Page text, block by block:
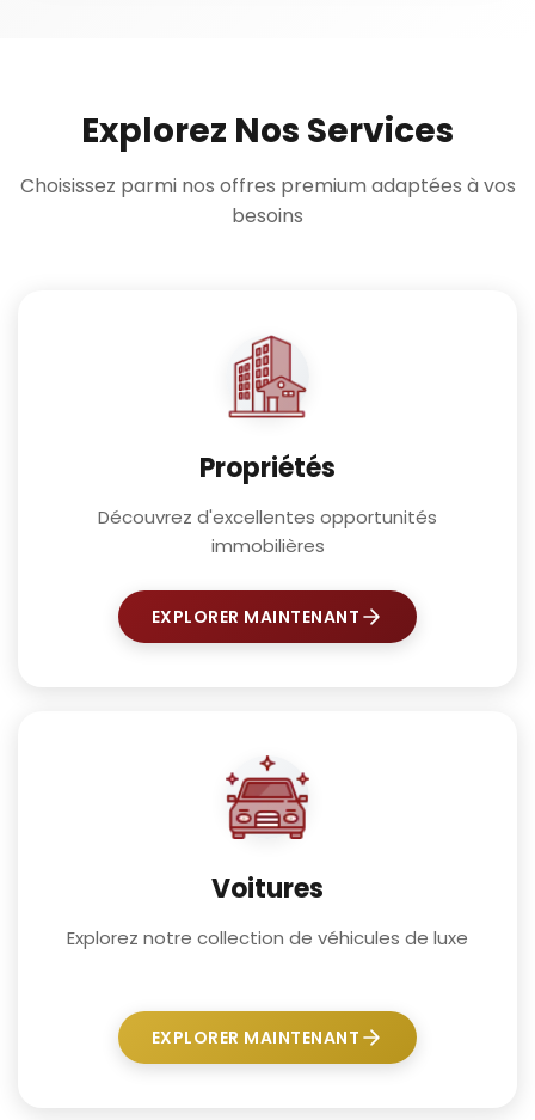
Explorez Nos Services
Choisissez parmi nos offres premium adaptées à vos
besoins
Propriétés
Découvrez d'excellentes opportunités
immobilières
EXPLORER MAINTENANT
Voitures
Explorez notre collection de véhicules de luxe
EXPLORER MAINTENANT